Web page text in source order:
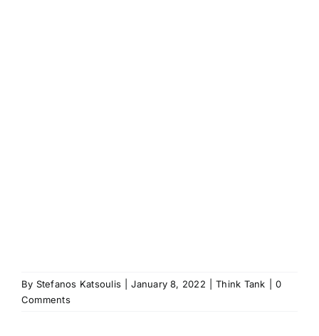
By Stefanos Katsoulis January 8, 2022 Think Tank
0
Comments